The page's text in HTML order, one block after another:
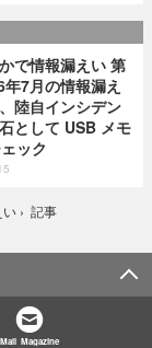
で情報漏えい 第
7月の情報漏え
陸自インシデン
として USB メモ
ック
い › 記事
Mail Magazine